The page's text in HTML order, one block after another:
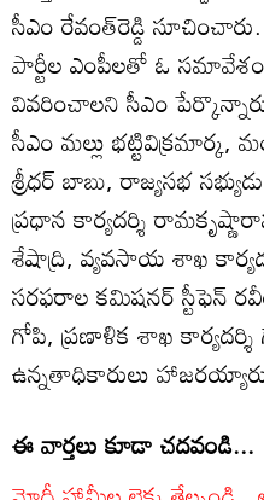
సీఎం రేవంత్‌రెడ్డి సూచించారు.
పార్టీల ఎంపీలతో ఓ సమావేశం
వివరించాలని సీఎం
సీఎం మల్లు భట్టివిక్రమార్క,
శ్రీధర్ బాబు, రాజ్యసభ
ప్రధాన కార్యదర్శి
శేషాద్రి, వ్యవసాయ శాఖ
సరఫరాల కమిషనర్ స్టీఫెన్
గోపి, ప్రణాళిక శాఖ
ఉన్నతాధికారులు
ఈ వార్తలు కూడా చదవండి...